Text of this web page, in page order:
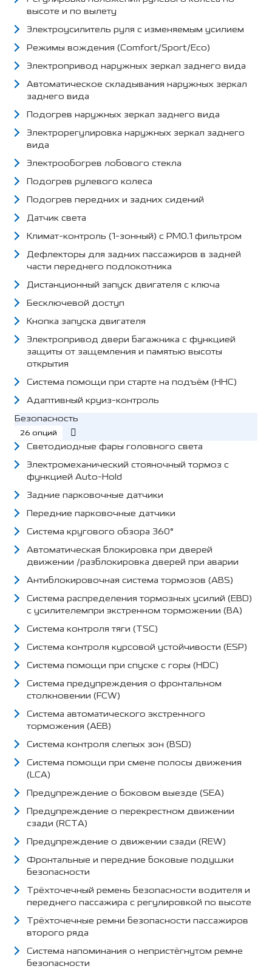
высоте и по вылету
Электроусилитель руля с изменяемым усилием
Режимы вождения (Comfort/Sport/Eco)
Электропривод наружных зеркал заднего вида
Автоматическое складывания наружных зеркал
заднего вида
Подогрев наружных зеркал заднего вида
Электрорегулировка наружных зеркал заднего
вида
Электрообогрев лобового стекла
Подогрев рулевого колеса
Подогрев передних и задних сидений
Датчик света
Климат-контроль (1-зонный) с PM0.1 фильтром
Дефлекторы для задних пассажиров в задней
части переднего подлокотника
Дистанционный запуск двигателя с ключа
Бесключевой доступ
Кнопка запуска двигателя
Электропривод двери багажника с функцией
защиты от защемления и памятью высоты
открытия
Система помощи при старте на подъём (HHC)
Адаптивный круиз-контроль
Безопасность
26 опций
Светодиодные фары головного света
Электромеханический стояночный тормоз с
функцией Auto-Hold
Задние парковочные датчики
Передние парковочные датчики
Система кругового обзора 360°
Автоматическая блокировка при дверей
движении /разблокировка дверей при аварии
Антиблокировочная система тормозов (ABS)
Система распределения тормозных усилий (EBD)
с усилителемпри экстренном торможении (BA)
Система контроля тяги (TSC)
Система контроля курсовой устойчивости (ESP)
Система помощи при спуске с горы (HDC)
Система предупреждения о фронтальном
столкновении (FCW)
Система автоматического экстренного
торможения (AEB)
Система контроля слепых зон (BSD)
Система помощи при смене полосы движения
(LCA)
Предупреждение о боковом выезде (SEA)
Предупреждение о перекрестном движении
сзади (RCTA)
Предупреждение о движении сзади (REW)
Фронтальные и передние боковые подушки
безопасности
Трёхточечный ремень безопасности водителя и
переднего пассажира с регулировкой по высоте
Трёхточечные ремни безопасности пассажиров
второго ряда
Система напоминания о непристёгнутом ремне
безопасности